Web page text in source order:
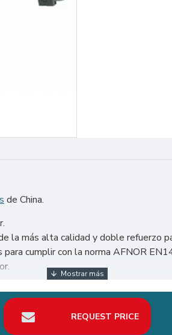
de China.
la más alta calidad y doble refuerzo
cumplir con la norma AFNOR
México, Argentina, Chile, etc.
de la inversión en su negocio de
REQUEST PRICE